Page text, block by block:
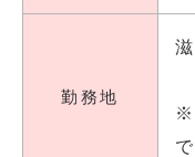
勤務地